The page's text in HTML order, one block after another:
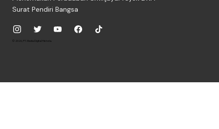
Surat Pendiri Bangsa
© 2026, PT. Media Digital Historia.